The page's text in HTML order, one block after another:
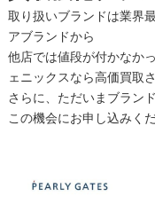
取り扱いブランドは業界
アブランドから
他店では値段が付かなか
ェニックスなら高価買取
さらに、ただいまブラン
この機会にお申し込みく